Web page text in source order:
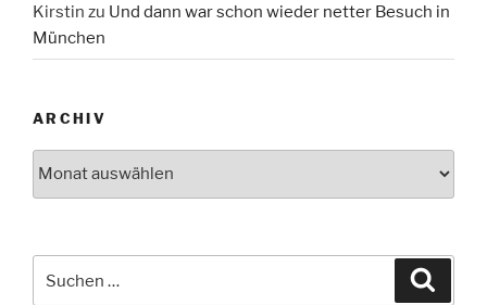
Kirstin zu Und dann war schon wieder netter Besuch in
München
ARCHIV
nach: